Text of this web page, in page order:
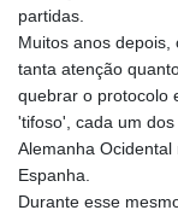
partidas.
Muitos anos
tanta atenção
quebrar o protocolo
'tifoso', cada um
Alemanha
Espanha.
Durante esse